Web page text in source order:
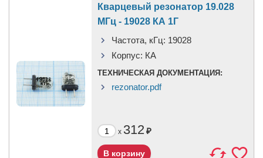
Кварцевый резонатор 19.028
МГц - 19028 КА 1Г
Частота, кГц: 19028
Корпус: КА
ТЕХНИЧЕСКАЯ ДОКУМЕНТАЦИЯ:
rezonator.pdf
x 312₽